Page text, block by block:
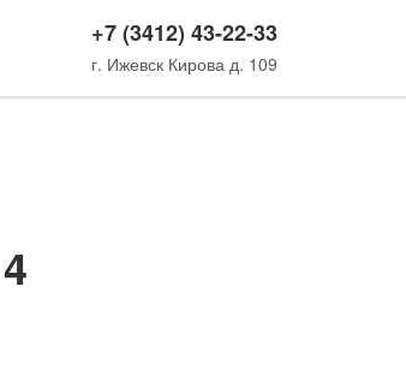
+7 (3412) 43-22-33
г. Ижевск Кирова д. 109